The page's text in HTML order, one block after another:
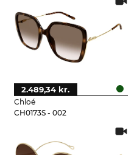
Chloé
CH0173S - 002
2.489,34 kr.